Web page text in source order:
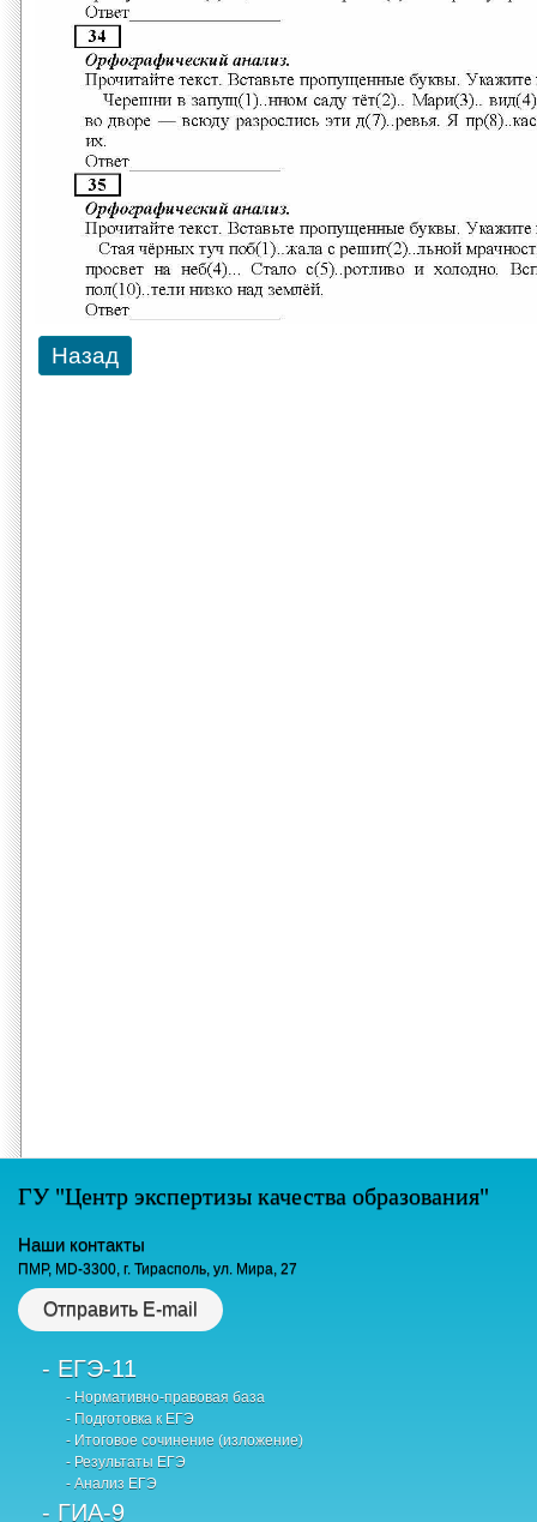
Назад
ГУ "Центр экспертизы качества образования"
Наши контакты
ПМР, MD-3300, г. Тирасполь, ул. Мира, 27
Отправить E-mail
- ЕГЭ-11
- Нормативно-правовая база
- Подготовка к ЕГЭ
- Итоговое сочинение (изложение)
- Результаты ЕГЭ
- Анализ ЕГЭ
- ГИА-9